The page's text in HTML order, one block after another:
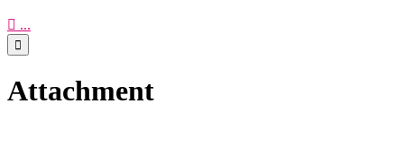
 ...

Attachment